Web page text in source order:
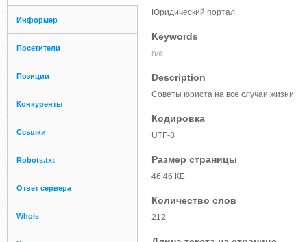
Информер
Посетители
Позиции
Конкуренты
Ссылки
Robots.txt
Ответ сервера
Whois
Юридический портал
Keywords
n/a
Description
Советы юриста на все случаи жизни
Кодировка
UTF-8
Размер страницы
46.46 КБ
Количество слов
212